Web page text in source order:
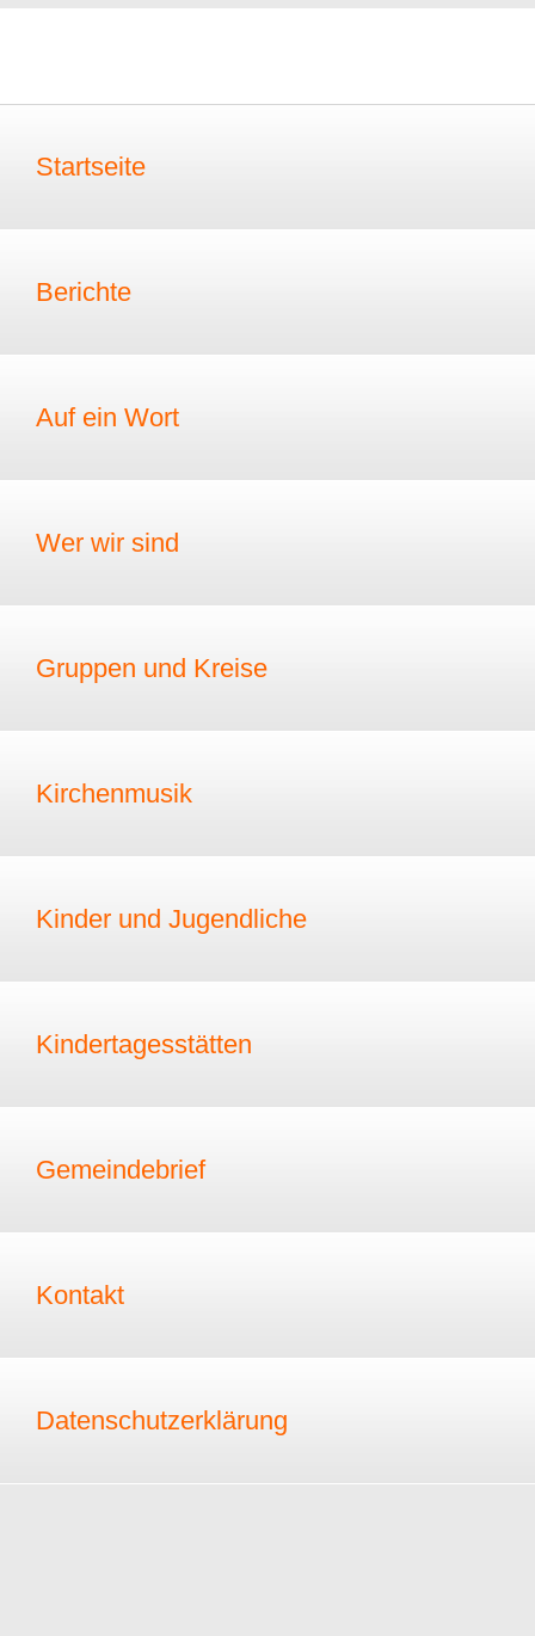
Startseite
Berichte
Auf ein Wort
Wer wir sind
Gruppen und Kreise
Kirchenmusik
Kinder und Jugendliche
Kindertagesstätten
Gemeindebrief
Kontakt
Datenschutzerklärung